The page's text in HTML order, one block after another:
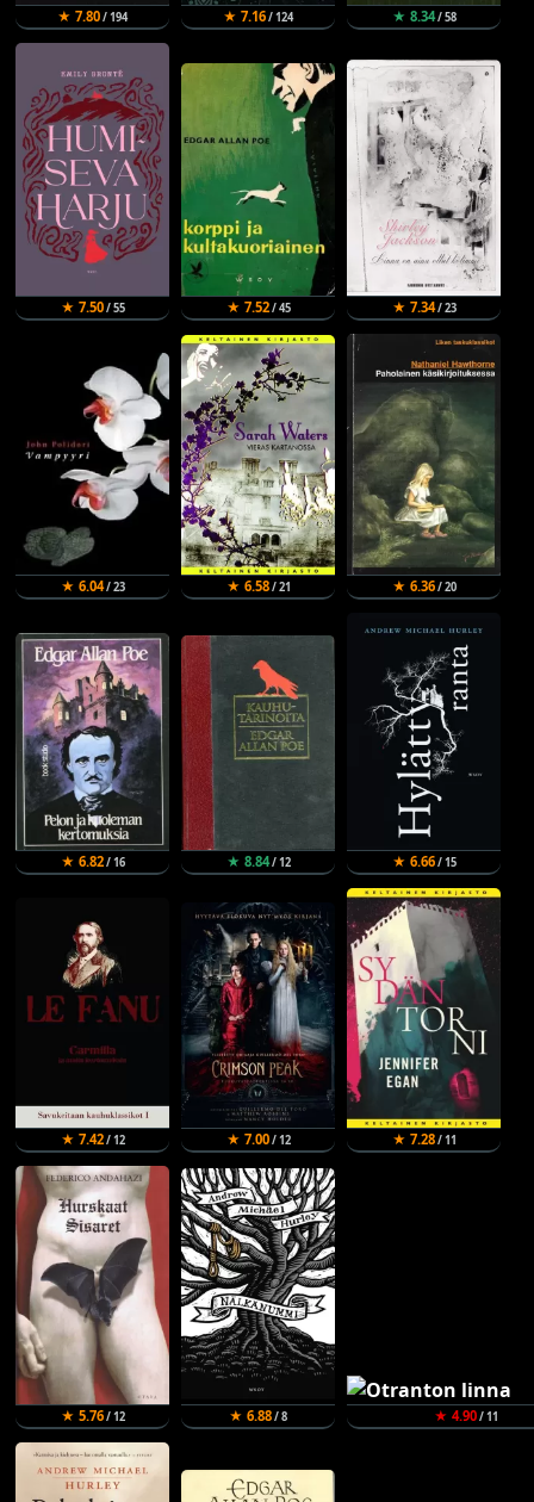
★ 7.80/ 194 ★ 7.16/ 124 ★ 8.34/ 58
★ 7.50/ 55 ★ 7.52/ 45 ★ 7.34/ 23
★ 6.04/ 23 ★ 6.58/ 21 ★ 6.36/ 20
★ 6.82/ 16 ★ 8.84/ 12 ★ 6.66/ 15
★ 7.42/ 12 ★ 7.00/ 12 ★ 7.28/ 11
★ 5.76/ 12 ★ 6.88/ 8 ★ 4.90/ 11